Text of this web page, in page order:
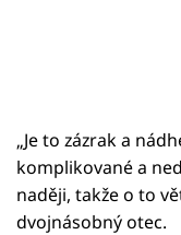
„Je to zázrak a
komplikované a
naději, takže o to
dvojnásobný otec.